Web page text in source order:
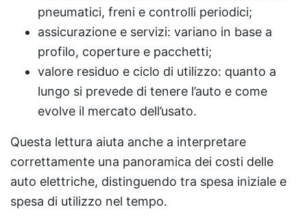
pneumatici, freni e controlli periodici;
assicurazione e servizi: variano in base a
profilo, coperture e pacchetti;
valore residuo e ciclo di utilizzo: quanto a
lungo si prevede di tenere l’auto e come
evolve il mercato dell’usato.
Questa lettura aiuta anche a interpretare
correttamente una panoramica dei costi delle
auto elettriche, distinguendo tra spesa iniziale e
spesa di utilizzo nel tempo.